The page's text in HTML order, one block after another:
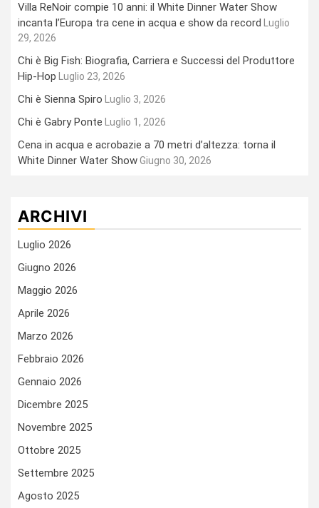
Villa ReNoir compie 10 anni: il White Dinner Water Show
incanta l’Europa tra cene in acqua e show da record Luglio
29, 2026
Chi è Big Fish: Biografia, Carriera e Successi del Produttore
Hip-Hop Luglio 23, 2026
Chi è Sienna Spiro Luglio 3, 2026
Chi è Gabry Ponte Luglio 1, 2026
Cena in acqua e acrobazie a 70 metri d’altezza: torna il
White Dinner Water ShowGiugno 30, 2026
ARCHIVI
Luglio 2026
Giugno 2026
Maggio 2026
Aprile 2026
Marzo 2026
Febbraio 2026
Gennaio 2026
Dicembre 2025
Novembre 2025
Ottobre 2025
Settembre 2025
Agosto 2025